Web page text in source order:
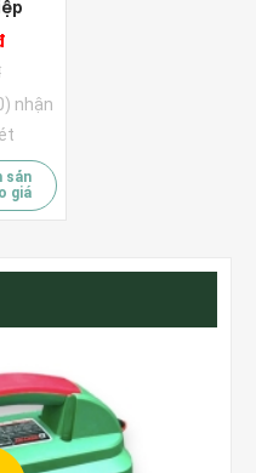
21V
Sạc
nhận
sản
giá